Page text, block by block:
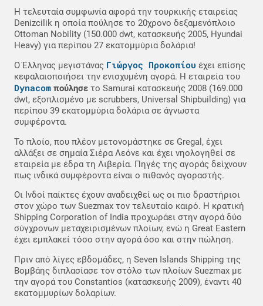
Η τελευταία συμφωνία αφορά την τουρκικής εταιρείας
Denizcilik η οποία πούλησε το 20χρονο δεξαμενόπλοιο
Ottoman Nobility (150.000 dwt, κατασκευής 2005, Hyundai
Heavy) για περίπου 27 εκατομμύρια δολάρια!
Ο Έλληνας μεγιστάνας Γιώργος Προκοπίου έχει επίσης
κεφαλαιοποιήσει την ενισχυμένη αγορά. Η εταιρεία του
Dynacom πούλησε το Samurai κατασκευής 2008 (169.000
dwt, εξοπλισμένο με scrubbers, Universal Shipbuilding) για
περίπου 39 εκατομμύρια δολάρια σε άγνωστα
συμφέροντα.
Το πλοίο, που πλέον μετονομάστηκε σε Gregal, έχει
αλλάξει σε σημαία Σιέρα Λεόνε και έχει νηολογηθεί σε
εταιρεία με έδρα τη Λιβερία. Πηγές της αγοράς δείχνουν
πως ινδικά συμφέροντα είναι ο πιθανός αγοραστής.
Οι Ινδοί παίκτες έχουν αναδειχθεί ως οι πιο δραστήριοι
στον χώρο των Suezmax τον τελευταίο καιρό. Η κρατική
Shipping Corporation of India προχωράει στην αγορά δύο
σύγχρονων μεταχειρισμένων πλοίων, ενώ η Great Eastern
έχει εμπλακεί τόσο στην αγορά όσο και στην πώληση.
Πριν από λίγες εβδομάδες, η Seven Islands Shipping της
Βομβάης διπλασίασε τον στόλο των πλοίων Suezmax με
την αγορά του Constantios (κατασκευής 2009), έναντι 40
εκατομμυρίων δολαρίων.